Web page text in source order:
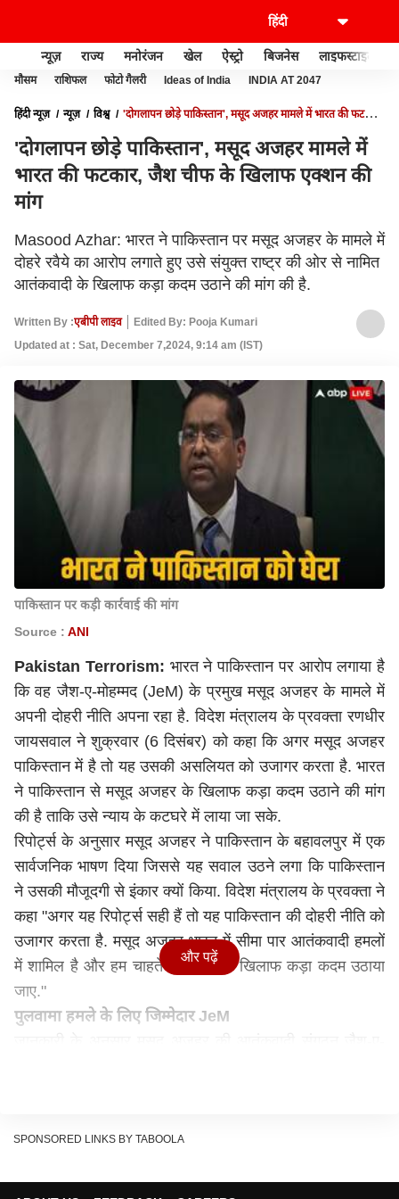
न्यूज़ राज्य मनोरंजन खेल ऐस्ट्रो बिजनेस लाइफस्टाइल
मौसम राशिफल फोटो गैलरी Ideas of India INDIA AT 2047
हिंदी न्यूज़ न्यूज़ विश्व
'दोगलापन छोड़े पाकिस्तान', मसूद अजहर मामले में भारत की फटकार,
'दोगलापन छोड़े पाकिस्तान', मसूद अजहर मामले में
भारत की फटकार, जैश चीफ के खिलाफ एक्शन की
मांग
Masood Azhar: भारत ने पाकिस्तान पर मसूद अजहर के मामले में
दोहरे रवैये का आरोप लगाते हुए उसे संयुक्त राष्ट्र की ओर से नामित
आतंकवादी के खिलाफ कड़ा कदम उठाने की मांग की है.
Written By :एबीपी लाइव
Edited By: Pooja Kumari
Updated at : Sat, December 7,2024, 9:14 am (IST)
पाकिस्तान पर कड़ी कार्रवाई की मांग
Source : ANI
Pakistan Terrorism: भारत ने पाकिस्तान पर आरोप लगाया है
कि वह जैश-ए-मोहम्मद (JeM) के प्रमुख मसूद अजहर के मामले में
अपनी दोहरी नीति अपना रहा है. विदेश मंत्रालय के प्रवक्ता रणधीर
जायसवाल ने शुक्रवार (6 दिसंबर) को कहा कि अगर मसूद अजहर
पाकिस्तान में है तो यह उसकी असलियत को उजागर करता है. भारत
ने पाकिस्तान से मसूद अजहर के खिलाफ कड़ा कदम उठाने की मांग
की है ताकि उसे न्याय के कटघरे में लाया जा सके.
रिपोर्ट्स के अनुसार मसूद अजहर ने पाकिस्तान के बहावलपुर में एक
सार्वजनिक भाषण दिया जिससे यह सवाल उठने लगा कि पाकिस्तान
ने उसकी मौजूदगी से इंकार क्यों किया. विदेश मंत्रालय के प्रवक्ता ने
कहा "अगर यह रिपोर्ट्स सही हैं तो यह पाकिस्तान की दोहरी नीति को
उजागर करता है. मसूद अजहर भारत में सीमा पार आतंकवादी हमलों
में शामिल है और हम चाहते हैं कि उसके खिलाफ कड़ा कदम उठाया
जाए."
पुलवामा हमले के लिए जिम्मेदार JeM
कई बार आरोप लगाए हैं कि वह आतंकवादियों का समर्थन करता है.
और पढ़ें
SPONSORED LINKS BY TABOOLA